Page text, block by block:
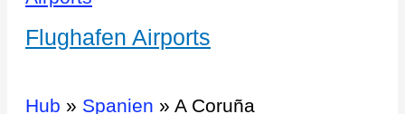
Flughafen Airports
Hub » Spanien » A Coruña